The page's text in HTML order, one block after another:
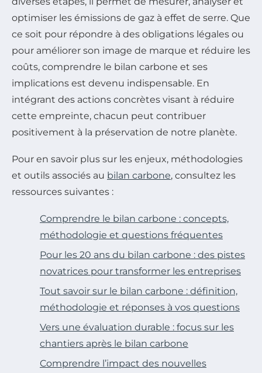
optimiser les émissions de gaz à effet de serre. Que
ce soit pour répondre à des obligations légales ou
pour améliorer son image de marque et réduire les
coûts, comprendre le bilan carbone et ses
implications est devenu indispensable. En
intégrant des actions concrètes visant à réduire
cette empreinte, chacun peut contribuer
positivement à la préservation de notre planète.
Pour en savoir plus sur les enjeux, méthodologies
et outils associés au bilan carbone, consultez les
ressources suivantes :
Comprendre le bilan carbone : concepts,
méthodologie et questions fréquentes
Pour les 20 ans du bilan carbone : des pistes
novatrices pour transformer les entreprises
Tout savoir sur le bilan carbone : définition,
méthodologie et réponses à vos questions
Vers une évaluation durable : focus sur les
chantiers après le bilan carbone
Comprendre l’impact des nouvelles